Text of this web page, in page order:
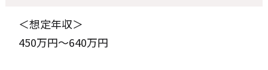
＜想定年収＞
450万円～640万円